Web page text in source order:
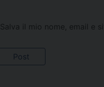
Salva il mio nome, email e